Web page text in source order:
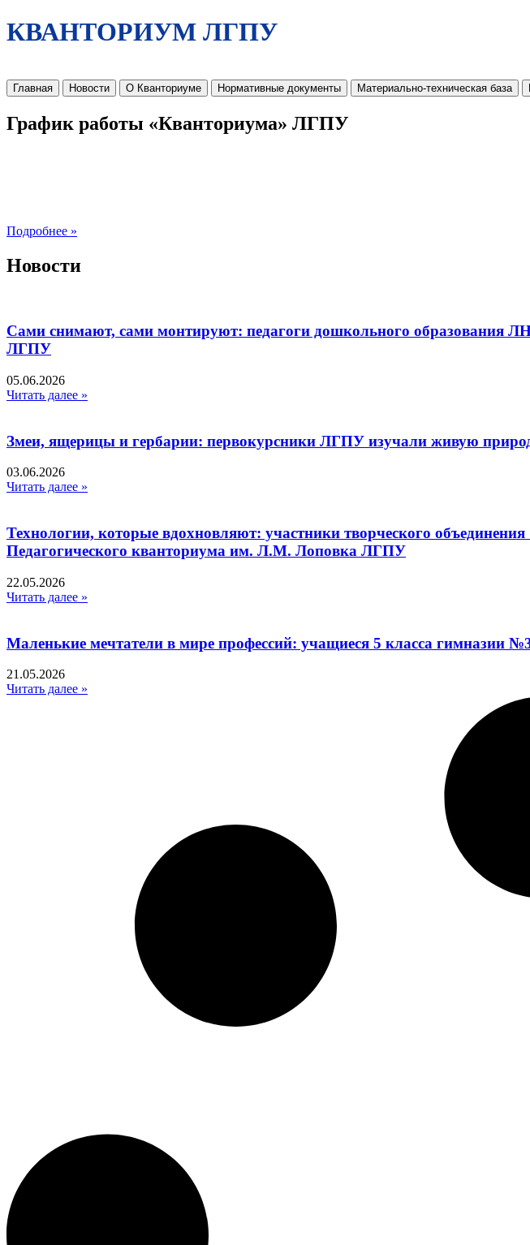
КВАНТОРИУМ ЛГПУ
Главная Новости О Кванториуме Нормативные документы Материально-техническая база
График работы «Кванториума» ЛГПУ
Подробнее »
Новости
Сами снимают, сами монтируют: педагоги дошкольного образования
ЛГПУ​
05.06.2026
Читать далее »
Змеи, ящерицы и гербарии: первокурсники ЛГПУ изучали живую
03.06.2026
Читать далее »
Технологии, которые вдохновляют: участники творческого
Педагогического кванториума им. Л.М. Лоповка ЛГПУ
22.05.2026
Читать далее »
Маленькие мечтатели в мире профессий: учащиеся 5 класса гимназии
21.05.2026
Читать далее »